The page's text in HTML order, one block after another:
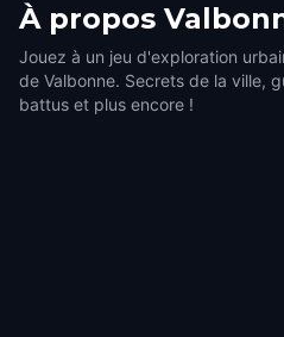
À propos
Jouez à un jeu d'exploration
de Valbonne. Secrets de la ville,
battus et plus encore !